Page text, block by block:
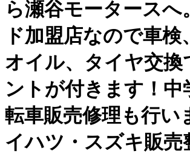
ら瀬谷モータースへ
ド加盟店なので車検
オイル、タイヤ交換
ントが付きます！中
転車販売修理も行い
イハツ・スズキ販売